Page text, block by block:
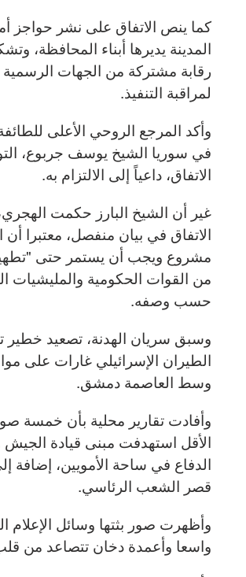
كما ينص الاتفاق على نشر حواجز
المدينة يديرها أبناء المحافظة،
رقابة مشتركة من الجهات
لمراقبة التنفيذ.
وأكد المرجع الروحي الأعلى
في سوريا الشيخ يوسف جربوع،
الاتفاق، داعياً إلى الالتزام به.
غير أن الشيخ البارز حكمت
الاتفاق في بيان منفصل، معتبرا أن
مشروع ويجب أن يستمر حتى
من القوات الحكومية والمليشيات
حسب وصفه.
وسبق سريان الهدنة، تصعيد خطير
الطيران الإسرائيلي غارات على
وسط العاصمة دمشق.
وأفادت تقارير محلية بأن خمسة
الأقل استهدفت مبنى قيادة
الدفاع في ساحة الأمويين، إضافة
قصر الشعب الرئاسي.
وأظهرت صور بثتها وسائل الإعلام
واسعا وأعمدة دخان تتصاعد من